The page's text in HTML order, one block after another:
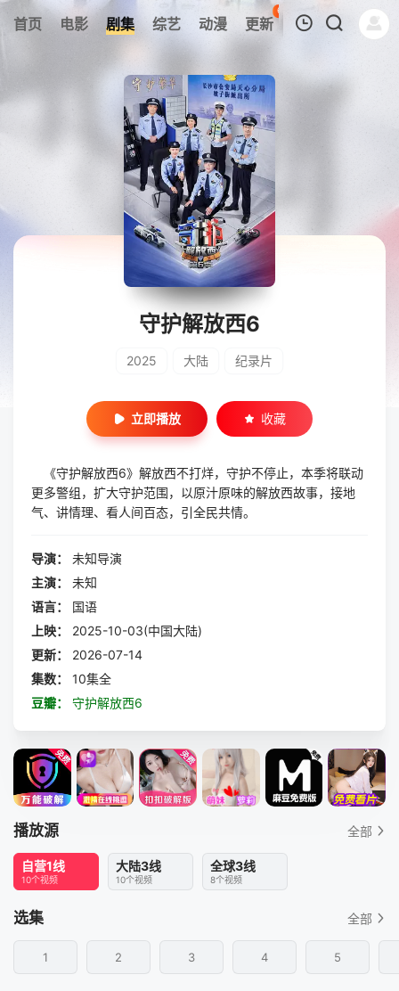
首页 电影 剧集 综艺 动漫 更新
69
热榜 APP
我的观影记录
暂无观看影片的记录
守护解放西6
2025 大陆 纪录片
立即播放 收藏
《守护解放西6》解放西不打烊，守护不停止，本季将联动
更多警组，扩大守护范围，以原汁原味的解放西故事，接地
气、讲情理、看人间百态，引全民共情。
导演：
未知导演
主演：
未知
语言：
国语
上映：
2025-10-03(中国大陆)
更新：
2026-07-14
集数：
10集全
豆瓣：
守护解放西6
播放源 全部
自营1线
10个视频
大陆3线
10个视频
全球3线
8个视频
选集 全部
1 2 3 4 5